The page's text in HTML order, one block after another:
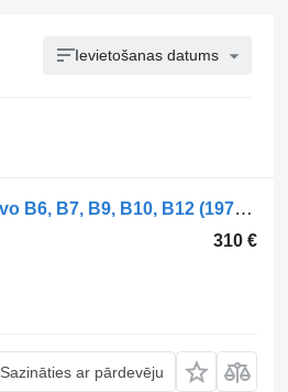
Ievietošanas datums
WABCO 4127040197 pneimatiskais kompresors paredzēts Volvo B6, B7, B9, B10, B12 (1978-2011) autobusa
310 €
Sazināties ar pārdevēju